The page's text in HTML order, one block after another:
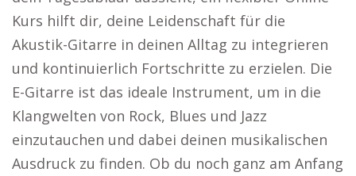
Kurs hilft dir, deine Leidenschaft für die
Akustik-Gitarre in deinen Alltag zu integrieren
und kontinuierlich Fortschritte zu erzielen. Die
E-Gitarre ist das ideale Instrument, um in die
Klangwelten von Rock, Blues und Jazz
einzutauchen und dabei deinen musikalischen
Ausdruck zu finden. Ob du noch ganz am Anfang